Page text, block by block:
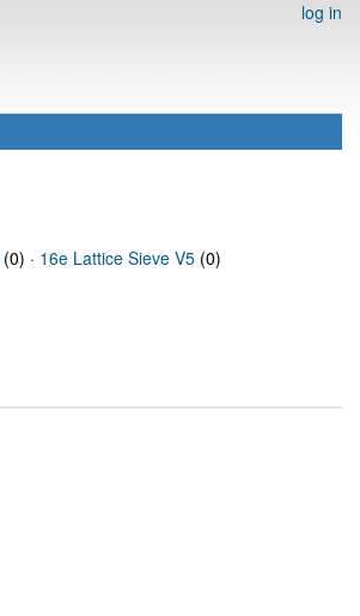
log in
(0) · 16e Lattice Sieve V5 (0)